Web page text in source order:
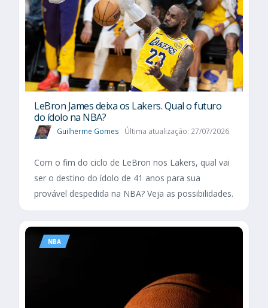
LeBron James deixa os Lakers. Qual o futuro
do ídolo na NBA?
Guilherme Gomes Última atualização: 27/07/2026
Com o fim do ciclo de LeBron nos Lakers, qual vai
ser o destino do ídolo de 41 anos para sua
provável despedida na NBA? Veja as possibilidades.
NBA